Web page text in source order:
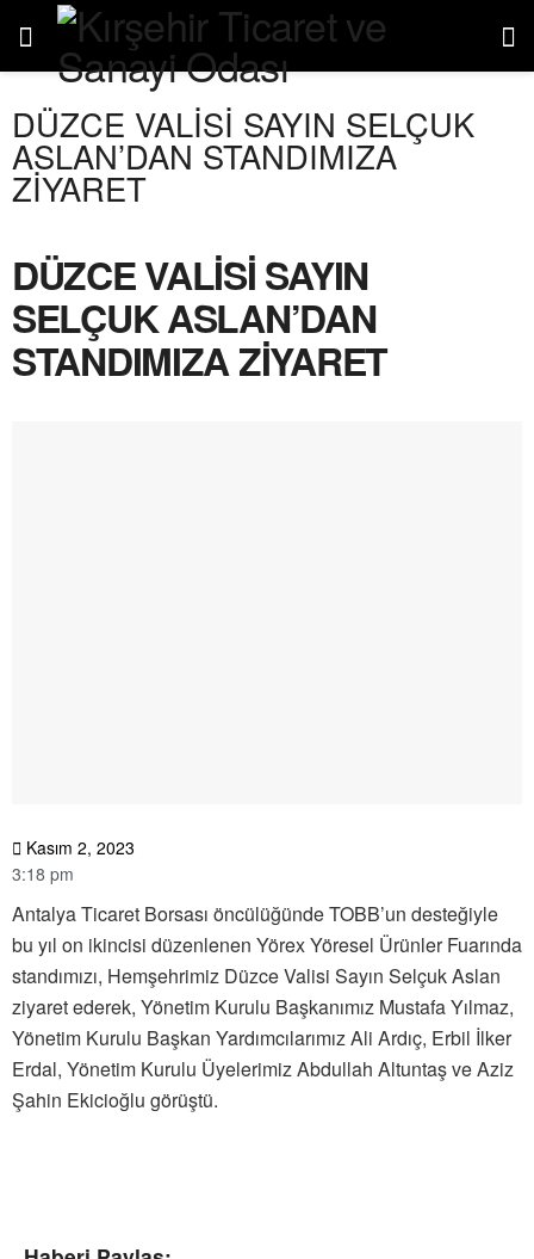
DÜZCE VALİSİ SAYIN SELÇUK
ASLAN’DAN STANDIMIZA
ZİYARET
DÜZCE VALİSİ SAYIN
SELÇUK ASLAN’DAN
STANDIMIZA ZİYARET
Kasım 2, 2023
3:18 pm
Antalya Ticaret Borsası öncülüğünde TOBB’un desteğiyle
bu yıl on ikincisi düzenlenen Yörex Yöresel Ürünler Fuarında
standımızı, Hemşehrimiz Düzce Valisi Sayın Selçuk Aslan
ziyaret ederek, Yönetim Kurulu Başkanımız Mustafa Yılmaz,
Yönetim Kurulu Başkan Yardımcılarımız Ali Ardıç, Erbil İlker
Erdal, Yönetim Kurulu Üyelerimiz Abdullah Altuntaş ve Aziz
Şahin Ekicioğlu görüştü.